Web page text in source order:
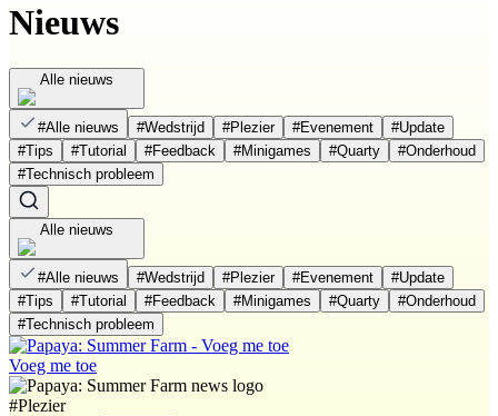
Nieuws
Alle nieuws
#Alle nieuws #Wedstrijd #Plezier #Evenement #Update
#Tips #Tutorial #Feedback #Minigames #Quarty #Onderhoud
#Technisch probleem
Alle nieuws
#Alle nieuws #Wedstrijd #Plezier #Evenement #Update
#Tips #Tutorial #Feedback #Minigames #Quarty #Onderhoud
#Technisch probleem
Voeg me toe
#Plezier